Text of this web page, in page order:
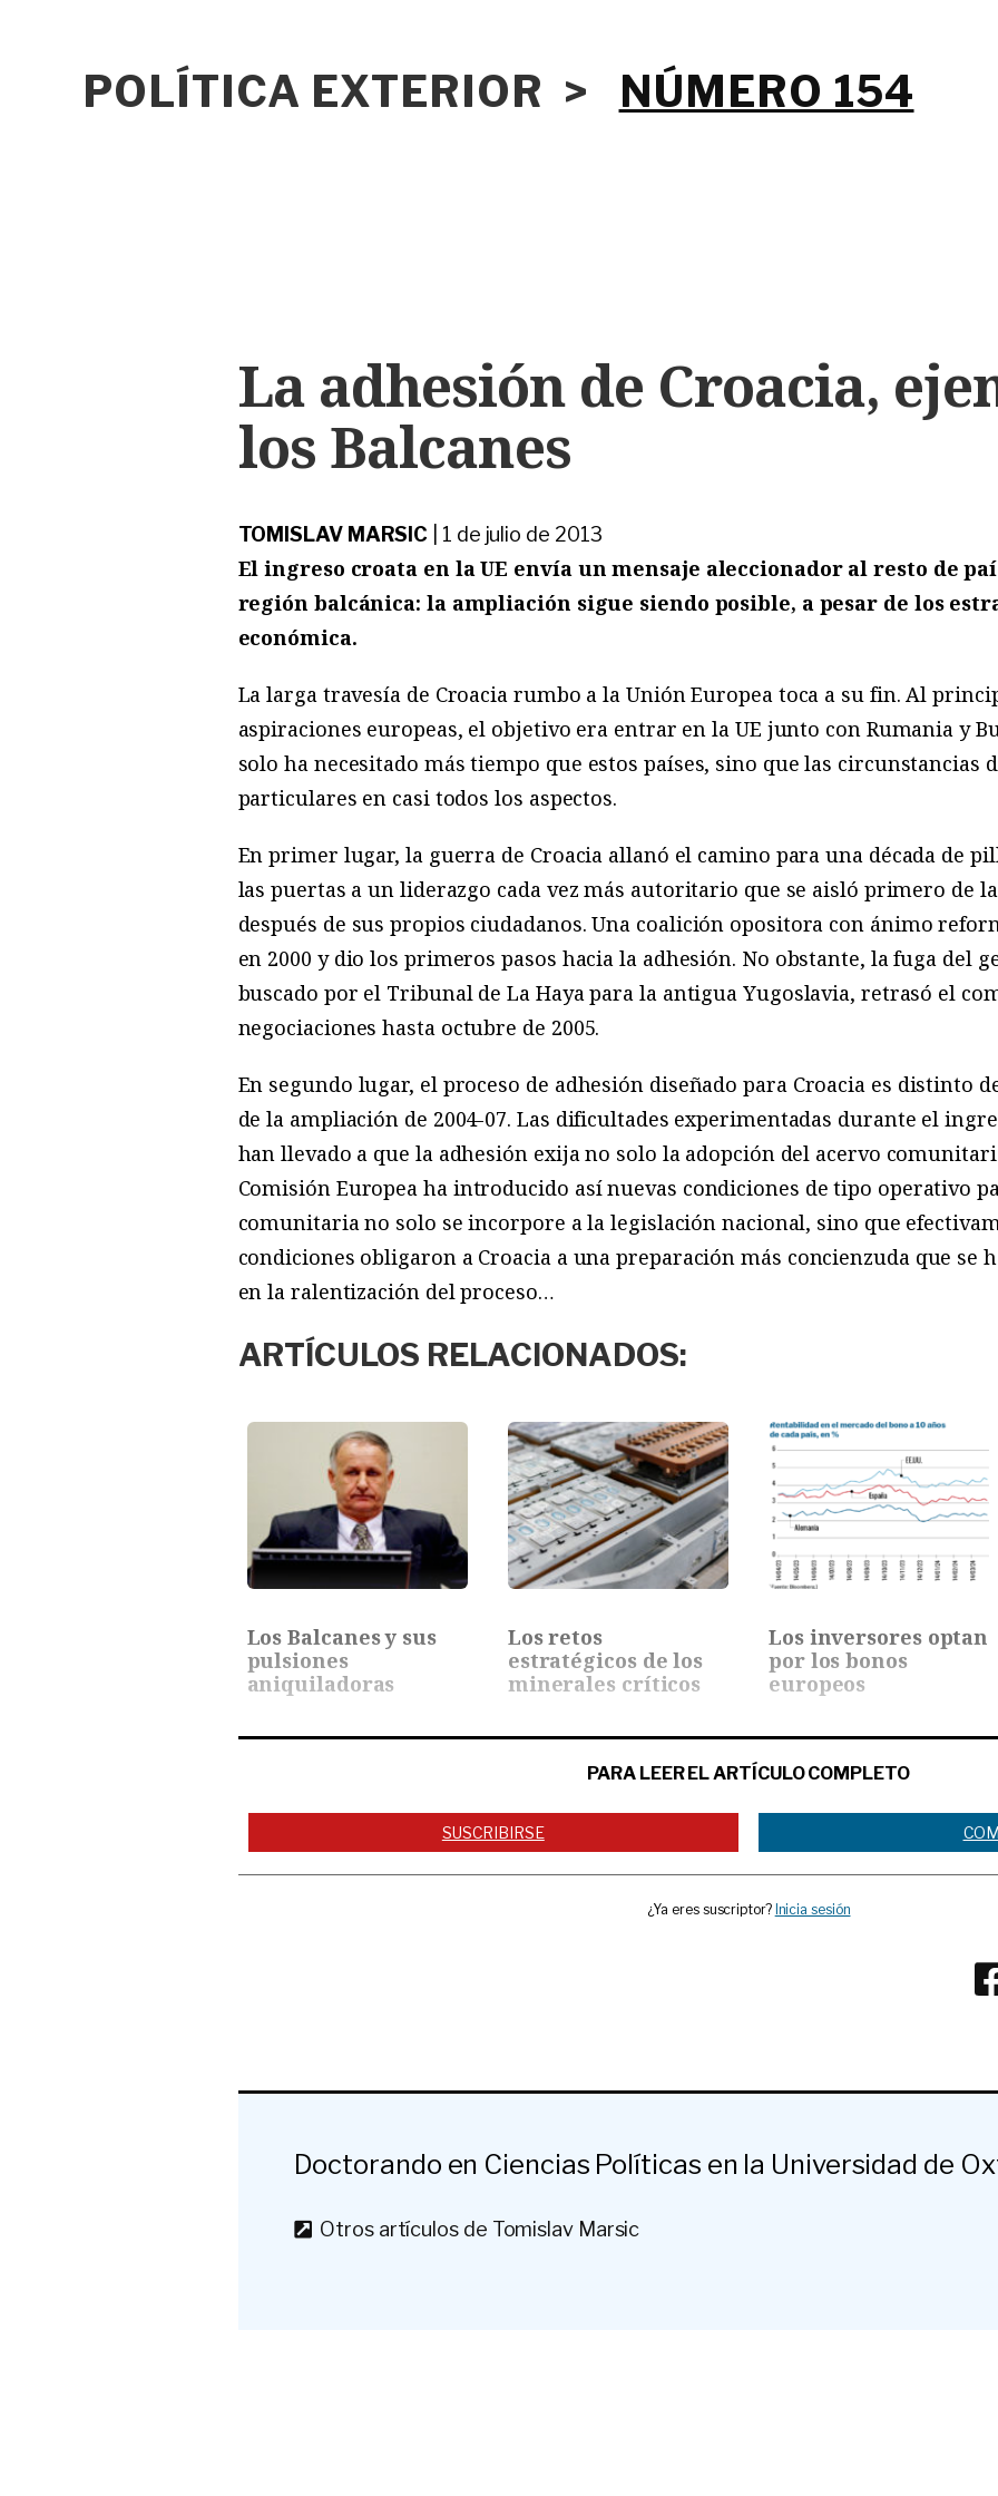
POLÍTICA EXTERIOR > NÚMERO 154
La adhesión de Croacia,
los Balcanes
TOMISLAV MARSIC 1 de julio de 2013
El ingreso croata en la UE envía un mensaje aleccionador al resto de
región balcánica: la ampliación sigue siendo posible, a pesar de los
económica.
La larga travesía de Croacia rumbo a la Unión Europea toca a su fin. Al
aspiraciones europeas, el objetivo era entrar en la UE junto con Rumania y
solo ha necesitado más tiempo que estos países, sino que las circunstancias
particulares en casi todos los aspectos.
En primer lugar, la guerra de Croacia allanó el camino para una década de
las puertas a un liderazgo cada vez más autoritario que se aisló primero de
después de sus propios ciudadanos. Una coalición opositora con ánimo
en 2000 y dio los primeros pasos hacia la adhesión. No obstante, la fuga del
buscado por el Tribunal de La Haya para la antigua Yugoslavia, retrasó el
negociaciones hasta octubre de 2005.
En segundo lugar, el proceso de adhesión diseñado para Croacia es distinto
de la ampliación de 2004-07. Las dificultades experimentadas durante el
han llevado a que la adhesión exija no solo la adopción del acervo
Comisión Europea ha introducido así nuevas condiciones de tipo operativo
comunitaria no solo se incorpore a la legislación nacional, sino que
condiciones obligaron a Croacia a una preparación más concienzuda que se
en la ralentización del proceso…
ARTÍCULOS RELACIONADOS:
Los Balcanes y sus
pulsiones
aniquiladoras
Los retos
estratégicos de los
minerales críticos
Los inversores optan
por los bonos
europeos
PARA LEER EL ARTÍCULO COMPLETO
SUSCRIBIRSE
¿Ya eres suscriptor? Inicia sesión
Doctorando en Ciencias Políticas en la Universidad de
Otros artículos de Tomislav Marsic